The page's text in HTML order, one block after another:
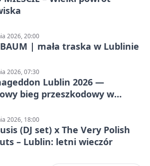
2026, 20:00
BAUM | mała traska w Lublinie
2026, 07:30
Lublin 2026 —
bieg przeszkodowy w
2026, 18:00
(DJ set) x The Very Polish
– Lublin: letni wieczór